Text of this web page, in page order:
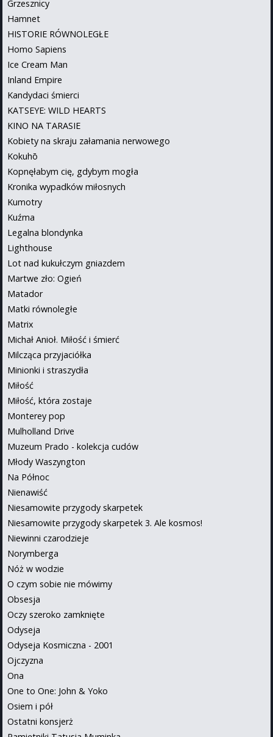
Grzesznicy
Hamnet
HISTORIE RÓWNOLEGŁE
Homo Sapiens
Ice Cream Man
Inland Empire
Kandydaci śmierci
KATSEYE: WILD HEARTS
KINO NA TARASIE
Kobiety na skraju załamania nerwowego
Kokuhō
Kopnęłabym cię, gdybym mogła
Kronika wypadków miłosnych
Kumotry
Kuźma
Legalna blondynka
Lighthouse
Lot nad kukułczym gniazdem
Martwe zło: Ogień
Matador
Matki równoległe
Matrix
Michał Anioł. Miłość i śmierć
Milcząca przyjaciółka
Minionki i straszydła
Miłość
Miłość, która zostaje
Monterey pop
Mulholland Drive
Muzeum Prado - kolekcja cudów
Młody Waszyngton
Na Północ
Nienawiść
Niesamowite przygody skarpetek
Niesamowite przygody skarpetek 3. Ale kosmos!
Niewinni czarodzieje
Norymberga
Nóż w wodzie
O czym sobie nie mówimy
Obsesja
Oczy szeroko zamknięte
Odyseja
Odyseja Kosmiczna - 2001
Ojczyzna
Ona
One to One: John & Yoko
Osiem i pół
Ostatni konsjerż